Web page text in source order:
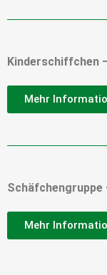
Kinderschiffchen
Mehr
Mehr